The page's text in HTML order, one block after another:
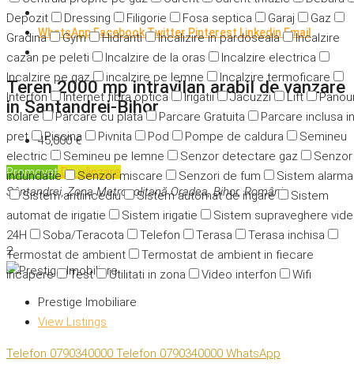
Depozit
Dressing Filigorie Fosa septica Garaj
Gaz
Gradina
Gym Hidranti Incalizire in pardoseala
Incalzire
cazan pe peleti
Incalzire de la oras
Incalzire electrica
Incalzire pe gaz
incalzire pe lemne
Incalzire termoficare
Interfon
Internet fibra optica Irigatii Jacuzzi Lift
solare
Parcare cu plata Parcare Gratuita
Parcare inclusa in
pret
Piscina Pivnita Pod Pompe de caldura
Semineu
electric
Semineu pe lemne Senzor detectare gaz
Senzor
indundatie
Senzor miscare Senzori de fum
Sistem alarma
Sistem antiincediu
Sistem automat de irigare
Sistem
automat de irigatie
Sistem irigatie
Sistem supraveghere
24H
Soba/Teracota Telefon Terasa
Terasa inchisa
Termostat de ambient
Termostat de ambient in fiecare
incapere
Test Utilitati in zona Video interfon Wifi
WhatsAppFacebookTwitter Pinterest LinkedinEmail
Teren 2000 mp intravilan arabil de vanzare
in Santandrei-Bihor
45,000 €
PromovatDe vânzare
Sântandrei, Zona Metropolitană Oradea, Bihor, România
2
Prestige Imobiliare
View Listings
Telefon 0790340000 Telefon 0790340000 WhatsApp